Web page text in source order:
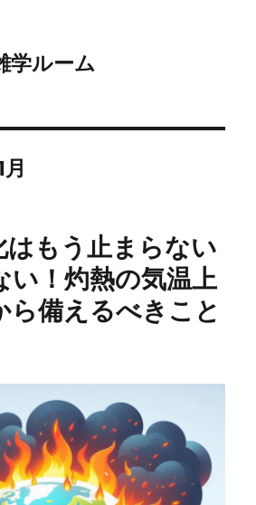
学ルーム
はもう止まらない
い！灼熱の気温上
ら備えるべきこと